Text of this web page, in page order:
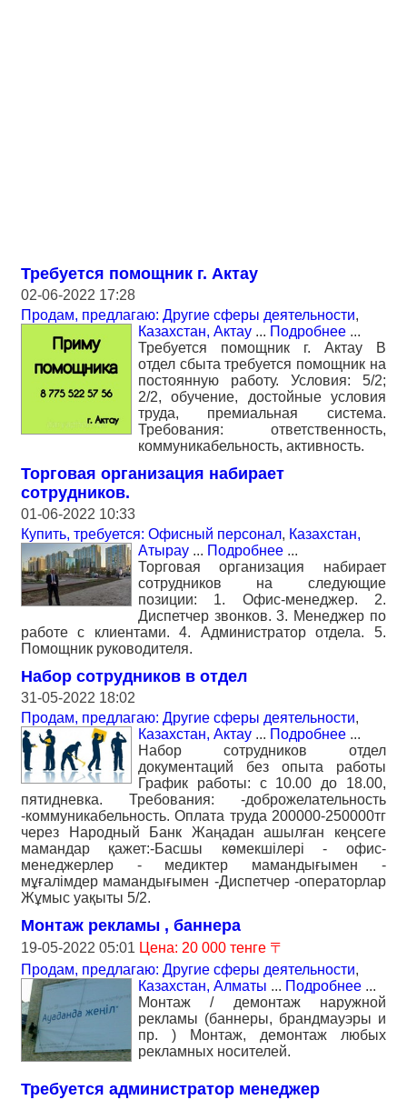
Требуется помощник г. Актау
02-06-2022 17:28
Продам, предлагаю: Другие сферы деятельности,
Казахстан, Актау ... Подробнее ...
Требуется помощник г. Актау В
отдел сбыта требуется помощник на
постоянную работу. Условия: 5/2;
2/2, обучение, достойные условия
труда, премиальная система.
Требования: ответственность,
коммуникабельность, активность.
Торговая организация набирает
сотрудников.
01-06-2022 10:33
Купить, требуется: Офисный персонал, Казахстан,
Атырау ... Подробнее ...
Торговая организация набирает
сотрудников на следующие
позиции: 1. Офис-менеджер. 2.
Диспетчер звонков. 3. Менеджер по
работе с клиентами. 4. Администратор отдела. 5.
Помощник руководителя.
Набор сотрудников в отдел
31-05-2022 18:02
Продам, предлагаю: Другие сферы деятельности,
Казахстан, Актау ... Подробнее ...
Набор сотрудников отдел
документаций без опыта работы
График работы: с 10.00 до 18.00,
пятидневка. Требования: -доброжелательность
-коммуникабельность. Оплата труда 200000-250000тг
через Народный Банк Жаңадан ашылған кеңсеге
мамандар қажет:​​​​​​​ -Басшы көмекшілері - офис-
менеджерлер - медиктер мамандығымен -
мұғалімдер мамандығымен -Диспетчер -операторлар
Жұмыс уақыты 5/2.
Монтаж рекламы , баннера
19-05-2022 05:01 Цена: 20 000 тенге 〒
Продам, предлагаю: Другие сферы деятельности,
Казахстан, Алматы ... Подробнее ...
Монтаж / демонтаж наружной
рекламы (баннеры, брандмауэры и
пр. ) Монтаж, демонтаж любых
рекламных носителей.
Требуется администратор менеджер